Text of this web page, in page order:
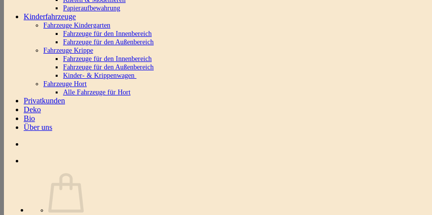
Papieraufbewahrung
Kinderfahrzeuge
Fahrzeuge Kindergarten
Fahrzeuge für den Innenbereich
Fahrzeuge für den Außenbereich
Fahrzeuge Krippe
Fahrzeuge für den Innenbereich
Fahrzeuge für den Außenbereich
Kinder- & Krippenwagen
Fahrzeuge Hort
Alle Fahrzeuge für Hort
Privatkunden
Deko
Bio
Über uns